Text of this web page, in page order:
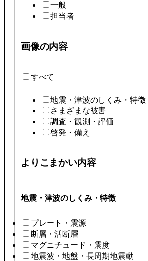
一般
担当者
画像の内容
すべて
地震・津波のしくみ・特徴
さまざまな被害
調査・観測・評価
啓発・備え
よりこまかい内容
地震・津波のしくみ・特徴
プレート・震源
断層・活断層
マグニチュード・震度
地震波・地盤・長周期地震動